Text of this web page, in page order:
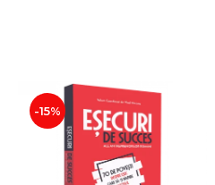
-15%